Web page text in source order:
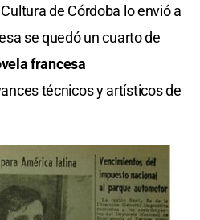
de Córdoba lo envió a
se quedó un cuarto de
francesa
técnicos y artísticos de